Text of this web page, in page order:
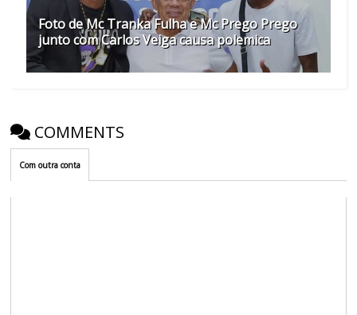
Foto de Mc Tranka Fulha e Mc Prego Prego
junto com Carlos Veiga causa polemica
COMMENTS
Com outra conta